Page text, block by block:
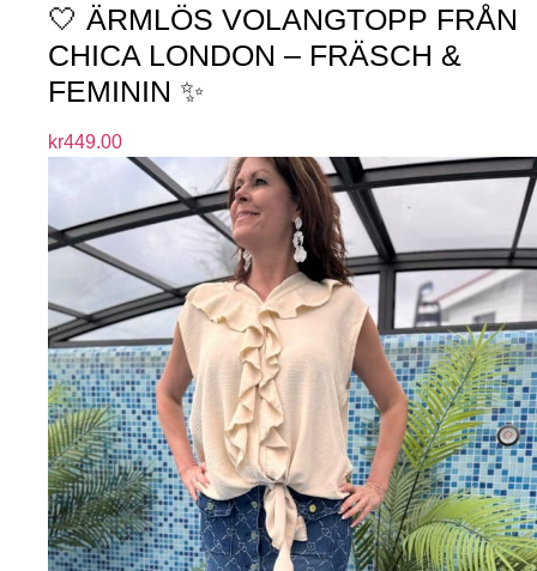
🤍 ÄRMLÖS VOLANGTOPP FRÅN
CHICA LONDON – FRÄSCH &
FEMININ ✨
kr449.00